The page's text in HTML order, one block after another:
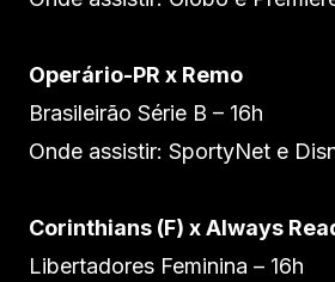
Operário-PR x Remo
Brasileirão Série B – 16h
Onde assistir: SportyNet e
Corinthians (F) x Always
Libertadores Feminina – 16h